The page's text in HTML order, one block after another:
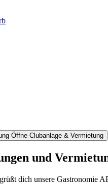
Öffne Clubanlage & Vermietung
und
dich unsere Gastronomie